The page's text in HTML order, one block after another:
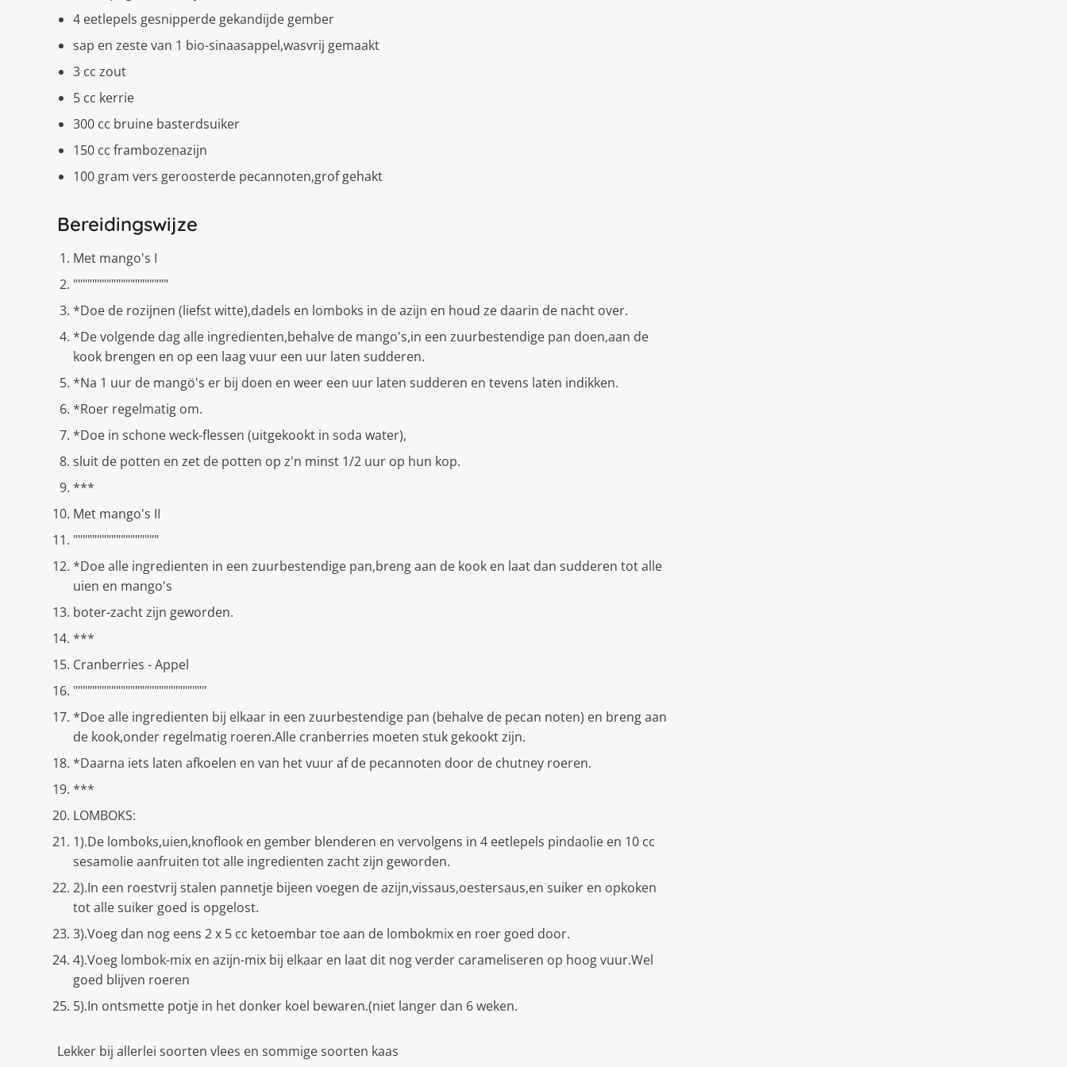
4 eetlepels gesnipperde gekandijde gember
sap en zeste van 1 bio-sinaasappel,wasvrij gemaakt
3 cc zout
5 cc kerrie
300 cc bruine basterdsuiker
150 cc frambozenazijn
100 gram vers geroosterde pecannoten,grof gehakt
Bereidingswijze
Met mango's I
""""""""""""""""""""
*Doe de rozijnen (liefst witte),dadels en lomboks in de azijn en houd ze daarin de nacht over.
*De volgende dag alle ingredienten,behalve de mango's,in een zuurbestendige pan doen,aan de
kook brengen en op een laag vuur een uur laten sudderen.
*Na 1 uur de mangö's er bij doen en weer een uur laten sudderen en tevens laten indikken.
*Roer regelmatig om.
*Doe in schone weck-flessen (uitgekookt in soda water),
sluit de potten en zet de potten op z'n minst 1/2 uur op hun kop.
***
Met mango's II
""""""""""""""""""
*Doe alle ingredienten in een zuurbestendige pan,breng aan de kook en laat dan sudderen tot alle
uien en mango's
boter-zacht zijn geworden.
***
Cranberries - Appel
""""""""""""""""""""""""""""
*Doe alle ingredienten bij elkaar in een zuurbestendige pan (behalve de pecan noten) en breng aan
de kook,onder regelmatig roeren.Alle cranberries moeten stuk gekookt zijn.
*Daarna iets laten afkoelen en van het vuur af de pecannoten door de chutney roeren.
***
LOMBOKS:
1).De lomboks,uien,knoflook en gember blenderen en vervolgens in 4 eetlepels pindaolie en 10 cc
sesamolie aanfruiten tot alle ingredienten zacht zijn geworden.
2).In een roestvrij stalen pannetje bijeen voegen de azijn,vissaus,oestersaus,en suiker en opkoken
tot alle suiker goed is opgelost.
3).Voeg dan nog eens 2 x 5 cc ketoembar toe aan de lombokmix en roer goed door.
4).Voeg lombok-mix en azijn-mix bij elkaar en laat dit nog verder carameliseren op hoog vuur.Wel
goed blijven roeren
5).In ontsmette potje in het donker koel bewaren.(niet langer dan 6 weken.
Lekker bij allerlei soorten vlees en sommige soorten kaas